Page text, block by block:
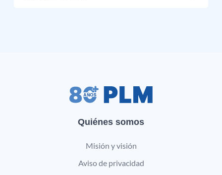
Quiénes somos
Misión y visión
Aviso de privacidad